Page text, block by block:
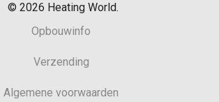
© 2026 Heating World.
Opbouwinfo
Verzending
Algemene voorwaarden